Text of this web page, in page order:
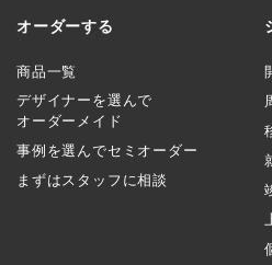
オーダーする
商品一覧
デザイナーを選んで
オーダーメイド
事例を選んでセミオーダー
まずはスタッフに相談